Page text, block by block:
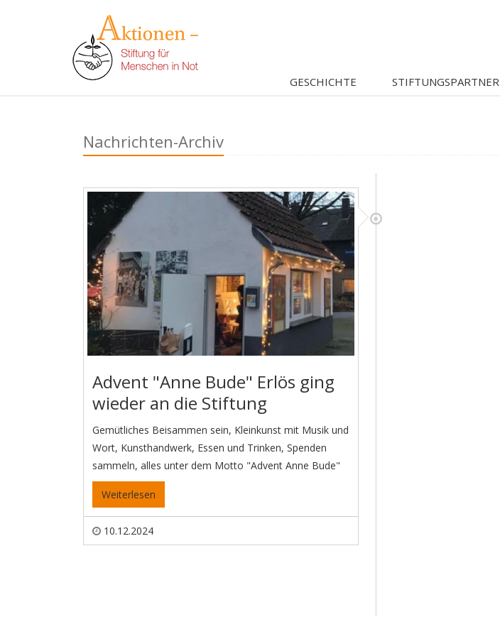
GESCHICHTE STIFTUNGSPARTNER
Nachrichten-Archiv
Advent "Anne Bude" Erlös ging
wieder an die Stiftung
Gemütliches Beisammen sein, Kleinkunst mit Musik und
Wort, Kunsthandwerk, Essen und Trinken, Spenden
sammeln, alles unter dem Motto "Advent Anne Bude"
Weiterlesen
10.12.2024